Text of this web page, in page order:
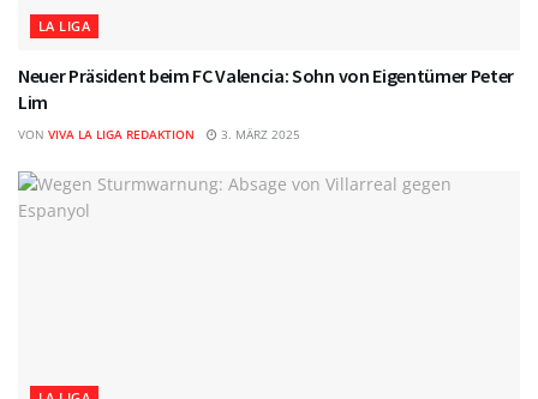
LA LIGA
Neuer Präsident beim FC Valencia: Sohn von Eigentümer Peter
Lim
VON VIVA LA LIGA REDAKTION 3. MÄRZ 2025